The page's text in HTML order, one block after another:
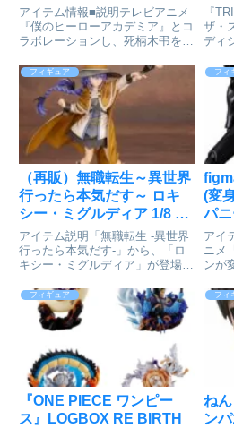
予約受付開始
アイテム情報■説明テレビアニメ
『僕のヒーローアカデミア』とコ
ラボレーションし、死柄木弔を商
ます。漫画やアニメといった人気
キャラクターコンテンツとコラボ
レーションしたコレクタブルフィ
ギュアシリーズです。ブリスタ
ー...
ュ
タ
『
ザ・
ディ
ザ・
ディ
『
ザ
フィギュア
（再販）無職転生～異世界
行ったら本気だす～ ロキ
シー・ミグルディア 1/8 完
成品フィギュア[コトブキ
ヤ]が予約受付開始
アイテム説明「無職転生 -異世界
行ったら本気だす-」から、「ロ
キシー・ミグルディア」が登場で
気だす-_ロキシー・ミグルディア
colleizeで探す
フィ
(変
パ
アイ
ニメ
ンが
より
替
ツ
ョ
フィギュア
『ONE PIECE ワンピー
ス』​LOGBOX RE BIRTH
フィ
ね
ン